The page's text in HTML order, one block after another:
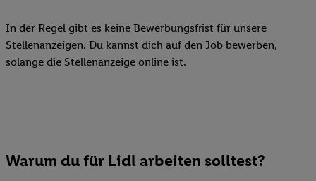
In der Regel gibt es keine Bewerbungsfrist für unsere
Stellenanzeigen. Du kannst dich auf den Job bewerben,
solange die Stellenanzeige online ist.
Warum du für Lidl arbeiten solltest?